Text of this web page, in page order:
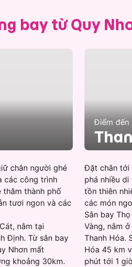
bay từ Quy
chân người ghé
các công trình
thăm thành phố
tươi ngon và các
nằm tại
Định. Từ sân bay
Nhơn mất
khoảng 30km.
Điểm đến
Đặt chân tới
phá nhiều
tồn thiên
các món
Sân bay
Vàng, nằm
Thanh Hóa.
Hóa 45 km
phút tới 1